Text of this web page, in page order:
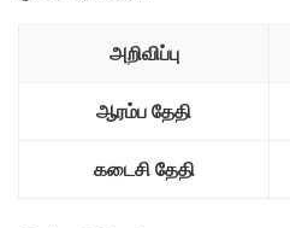
அறிவிப்பு
ஆரம்ப தேதி
கடைசி தேதி